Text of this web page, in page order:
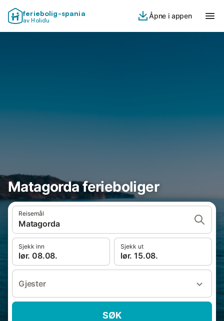
feriebolig-spania
av Holidu
Åpne i appen
Matagorda ferieboliger
Reisemål
Matagorda
Sjekk inn
lør. 08.08.
Sjekk ut
lør. 15.08.
Gjester
SØK